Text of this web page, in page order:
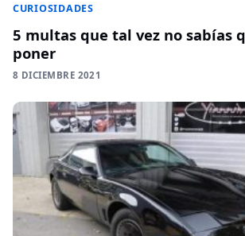
CURIOSIDADES
5 multas que tal vez no sabías
poner
8 DICIEMBRE 2021